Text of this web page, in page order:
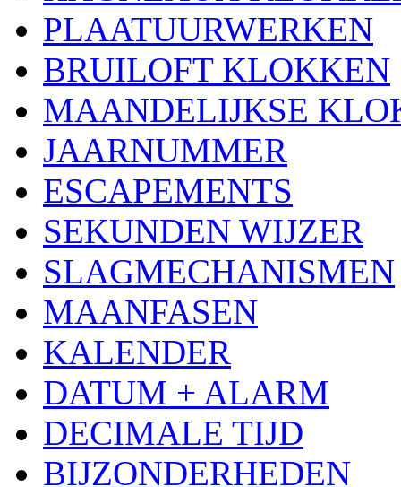
PLAATUURWERKEN
BRUILOFT KLOKKEN
MAANDELIJKSE
JAARNUMMER
ESCAPEMENTS
SEKUNDEN WIJZER
SLAGMECHANISMEN
MAANFASEN
KALENDER
DATUM + ALARM
DECIMALE TIJD
BIJZONDERHEDEN